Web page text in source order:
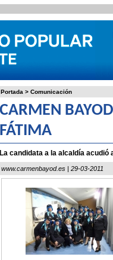
Portada > Comunicación
CARMEN
FÁTIMA
La candidata a la alcaldía
www.carmenbayod.es | 29-03-2011